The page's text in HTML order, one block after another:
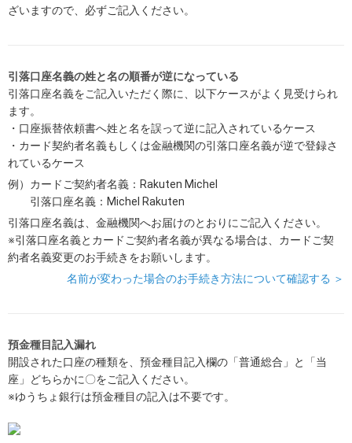
ざいますので、必ずご記入ください。
引落口座名義の姓と名の順番が逆になっている
引落口座名義をご記入いただく際に、以下ケースがよく見受けられ
ます。
・口座振替依頼書へ姓と名を誤って逆に記入されているケース
・カード契約者名義もしくは金融機関の引落口座名義が逆で登録さ
れているケース
例）カードご契約者名義：Rakuten Michel
引落口座名義：Michel Rakuten
引落口座名義は、金融機関へお届けのとおりにご記入ください。
※引落口座名義とカードご契約者名義が異なる場合は、カードご契
約者名義変更のお手続きをお願いします。
名前が変わった場合のお手続き方法について確認する ＞
預金種目記入漏れ
開設された口座の種類を、預金種目記入欄の「普通総合」と「当
座」どちらかに〇をご記入ください。
※ゆうちょ銀行は預金種目の記入は不要です。